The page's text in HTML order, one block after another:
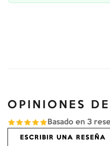
OPINIONES
Basado en 3
ESCRIBIR UNA RESEÑA